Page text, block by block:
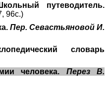
путеводитель.
96с.)
Пер. Севастьяновой И.
словарь
человека. Перез В.